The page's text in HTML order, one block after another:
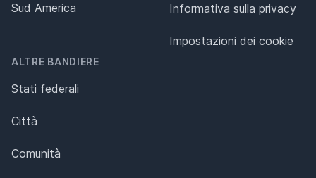
Sud America
ALTRE BANDIERE
Stati federali
Città
Comunità
Informativa sulla privacy
Impostazioni dei cookie